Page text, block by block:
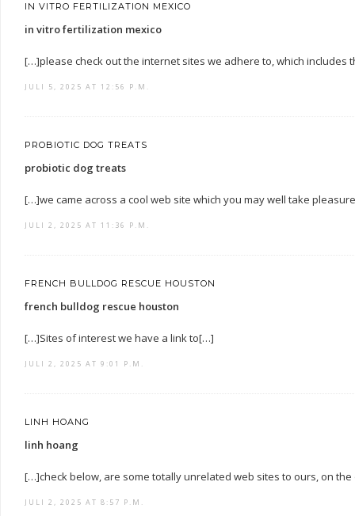
IN VITRO FERTILIZATION MEXICO
in vitro fertilization mexico
[…]please check out the internet sites we adhere to, which includes
JULI 5, 2025 AT 12:56 P.M.
PROBIOTIC DOG TREATS
probiotic dog treats
[…]we came across a cool web site which you may well take
JULI 2, 2025 AT 11:36 P.M.
FRENCH BULLDOG RESCUE HOUSTON
french bulldog rescue houston
[…]Sites of interest we have a link to[…]
JULI 2, 2025 AT 9:01 P.M.
LINH HOANG
linh hoang
[…]check below, are some totally unrelated web sites to ours, on
JULI 2, 2025 AT 8:57 P.M.